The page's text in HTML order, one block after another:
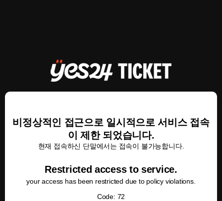
비정상적인 접근으로 일시적으로 서비스 접속
이 제한 되었습니다.
현재 접속하신 단말에서는 접속이 불가능합니다.
Restricted access to service.
your access has been restricted due to policy violations.
Code: 72